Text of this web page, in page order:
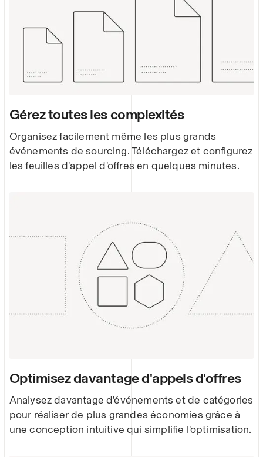
Gérez toutes les complexités
Organisez facilement même les plus grands
événements de sourcing. Téléchargez et configurez
les feuilles d'appel d'offres en quelques minutes.
Optimisez davantage d'appels d'offres
Analysez davantage d'événements et de catégories
pour réaliser de plus grandes économies grâce à
une conception intuitive qui simplifie l'optimisation.